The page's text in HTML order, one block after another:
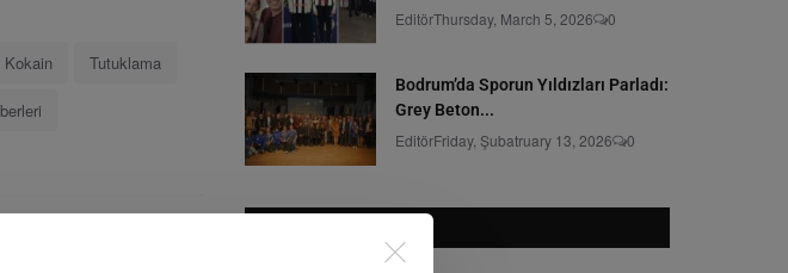
Kokain Tutuklama
EditörThursday, March 5, 2026 0
Bodrum’da Sporun Yıldızları Parladı:
Grey Beton...
EditörFriday, Şubatruary 13, 2026 0